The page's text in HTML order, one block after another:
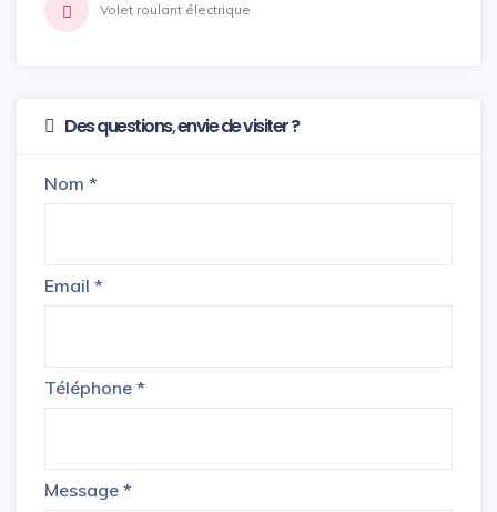
Volet roulant électrique
Des questions, envie de visiter ?
Nom *
Email *
Téléphone *
Message *